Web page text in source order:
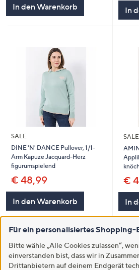
In den Warenkorb In
SALE
DINE 'N' DANCE Pullover, 1/1-
Arm Kapuze Jacquard-Herz
figurumspielend
€ 48,99
In den Warenkorb
SALE
€
In
Für ein personalisiertes Shopping-
Bitte wähle „Alle Cookies zulassen“,
einverstanden bist, dass wir in
Drittanbietern auf deinem Endgerät